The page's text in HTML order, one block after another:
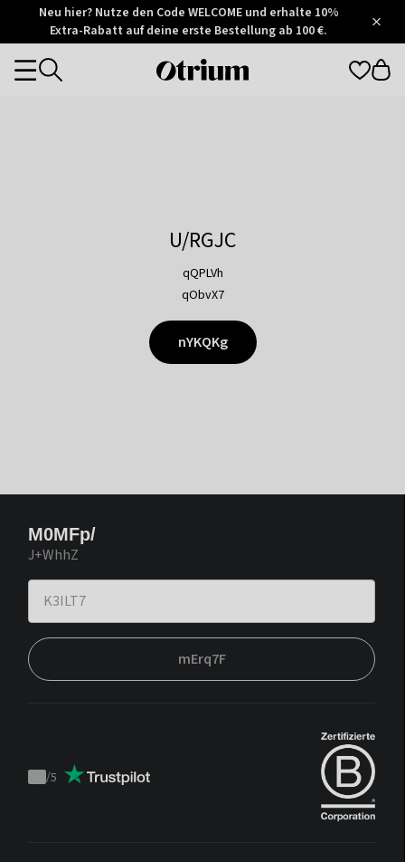
Otrium
Trustpilot
Neu hier? Nutze den Code WELCOME und erhalte 10%
Extra-Rabatt auf deine erste Bestellung ab 100 €.
Otrium
Categories
U/RGJC
qQPLVh
qObvX7
nYKQKg
M0MFp/
J+WhhZ
mErq7F
Trustpilot
/5